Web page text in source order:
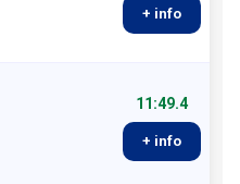
+ info
11:49.4
+ info